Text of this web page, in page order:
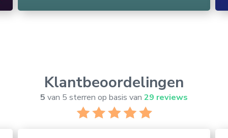
Klantbeoordelingen
5 van 5 sterren op basis van 29 reviews